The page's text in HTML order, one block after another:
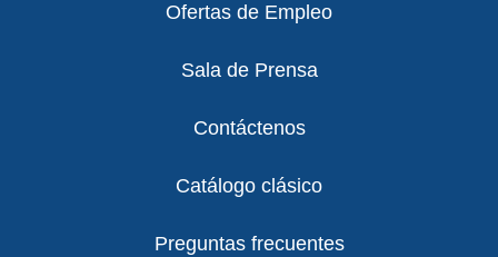
Ofertas de Empleo
Sala de Prensa
Contáctenos
Catálogo clásico
Preguntas frecuentes